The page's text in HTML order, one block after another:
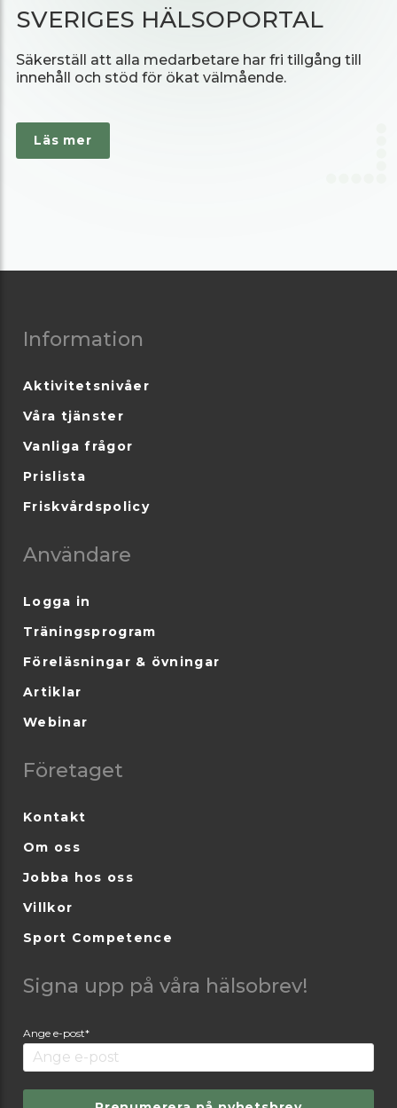
SVERIGES HÄLSOPORTAL
Säkerställ att alla medarbetare har fri tillgång till
innehåll och stöd för ökat välmående.
Läs mer
Information
Aktivitetsnivåer
Våra tjänster
Vanliga frågor
Prislista
Friskvårdspolicy
Användare
Logga in
Träningsprogram
Föreläsningar & övningar
Artiklar
Webinar
Företaget
Kontakt
Om oss
Jobba hos oss
Villkor
Sport Competence
Signa upp på våra hälsobrev!
Ange e-post*